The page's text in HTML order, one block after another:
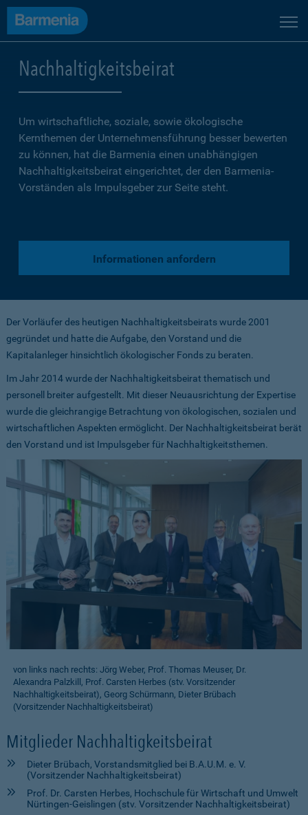
Nachhaltigkeitsbeirat
Um wirtschaftliche, soziale, sowie ökologische
Kernthemen der Unternehmensführung besser bewerten
zu können, hat die Barmenia einen unabhängigen
Nachhaltigkeitsbeirat eingerichtet, der den Barmenia-
Vorständen als Impulsgeber zur Seite steht.
Informationen anfordern
Der Vorläufer des heutigen Nachhaltigkeitsbeirats wurde 2001
gegründet und hatte die Aufgabe, den Vorstand und die
Kapitalanleger hinsichtlich ökologischer Fonds zu beraten.
Im Jahr 2014 wurde der Nachhaltigkeitsbeirat thematisch und
personell breiter aufgestellt. Mit dieser Neuausrichtung der Expertise
wurde die gleichrangige Betrachtung von ökologischen, sozialen und
wirtschaftlichen Aspekten ermöglicht. Der Nachhaltigkeitsbeirat berät
den Vorstand und ist Impulsgeber für Nachhaltigkeitsthemen.
von links nach rechts: Jörg Weber, Prof. Thomas Meuser, Dr.
Alexandra Palzkill, Prof. Carsten Herbes (stv. Vorsitzender
Nachhaltigkeitsbeirat), Georg Schürmann, Dieter Brübach
(Vorsitzender Nachhaltigkeitsbeirat)
Mitglieder Nachhaltigkeitsbeirat
Dieter Brübach, Vorstandsmitglied bei B.A.U.M. e. V.
(Vorsitzender Nachhaltigkeitsbeirat)
Prof. Dr. Carsten Herbes, Hochschule für Wirtschaft und Umwelt
Nürtingen-Geislingen (stv. Vorsitzender Nachhaltigkeitsbeirat)